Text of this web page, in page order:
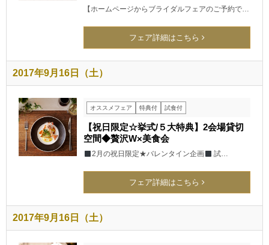
【ホームページからブライダルフェアのご予約で…
フェア詳細はこちら
2017年9月16日（土）
オススメフェア 特典付 試食付
【祝日限定☆挙式/５大特典】2会場貸切
空間◆贅沢W×美食会
2月の祝日限定★バレンタイン企画 試…
フェア詳細はこちら
2017年9月16日（土）